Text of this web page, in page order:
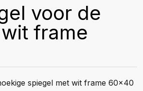
voor de
frame
spiegel met wit frame 60x40